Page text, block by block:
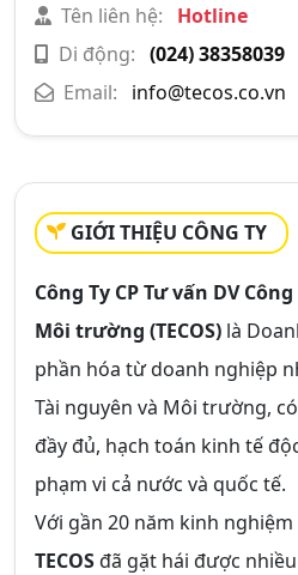
Tên liên hệ:
Hotline
Di động: (024) 38358039
Email:
info@tecos.co.vn
GIỚI THIỆU CÔNG TY
Công Ty CP Tư vấn DV
Môi trường (TECOS) là
phần hóa từ doanh nghiệp
Tài nguyên và Môi trường,
đầy đủ, hạch toán kinh tế
phạm vi cả nước và quốc tế.
Với gần 20 năm kinh
TECOSđã gặt hái được